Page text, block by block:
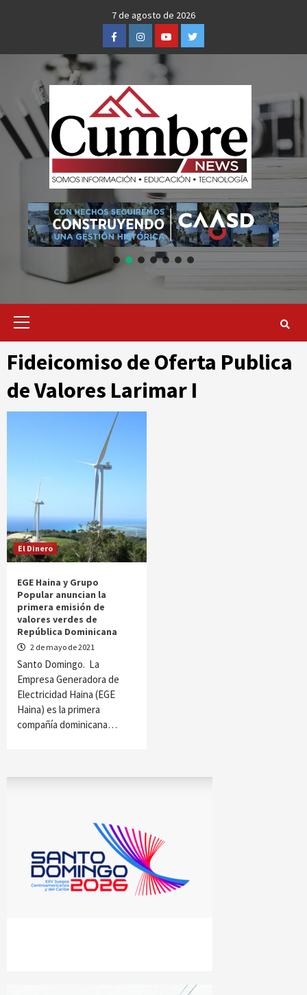
7 de agosto de 2026
FacebookInstagramYoutubeTwitter
Primary
Fideicomiso de Oferta Publica
de Valores Larimar I
El Dinero
EGE Haina y Grupo
Popular anuncian la
primera emisión de
valores verdes de
República Dominicana
2 de mayo de 2021
Santo Domingo. La
Empresa Generadora de
Electricidad Haina (EGE
Haina) es la primera
compañía dominicana…